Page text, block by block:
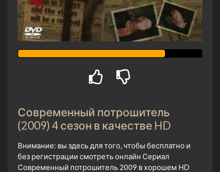
Современный потрошитель
(2009) 4 сезон в качестве HD
Внимание: вы здесь для того, чтобы бесплатно и
без регистрации смотреть онлайн Сериал
Современный потрошитель 2009 в хорошем HD